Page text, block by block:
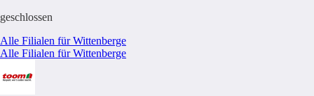
geschlossen
Alle Filialen für Wittenberge
Alle Filialen für Wittenberge